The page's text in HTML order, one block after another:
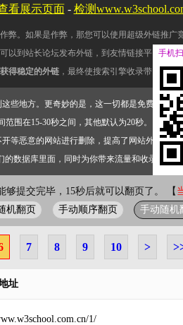
。如果是作弊，那您可以使用超级外链推广
以到站长论坛发布外链，到友情链接平台交换
得稳定的外链 ，最终使搜索引擎收录带网址的
些地方。更奇妙的是，这一切都是免费的。
围在15-30秒之间，其他默认为20秒。）
等恶意的网站进行删除，提高了网站外链的质
的数据库里面，同时为你带来流量和收录。 错
够提交完毕，15秒后就可以翻页了。 【
机翻页 手动顺序翻页 手动随机
7 8 9 10 >
址
1/
看展示页面- 检测
手机